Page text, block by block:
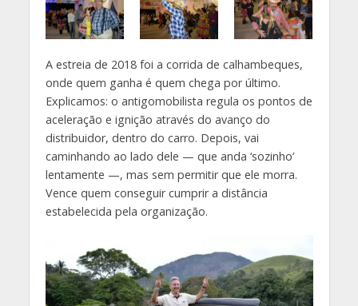
A estreia de 2018 foi a corrida de calhambeques,
onde quem ganha é quem chega por último.
Explicamos: o antigomobilista regula os pontos de
aceleração e ignição através do avanço do
distribuidor, dentro do carro. Depois, vai
caminhando ao lado dele — que anda ‘sozinho’
lentamente —, mas sem permitir que ele morra.
Vence quem conseguir cumprir a distância
estabelecida pela organização.